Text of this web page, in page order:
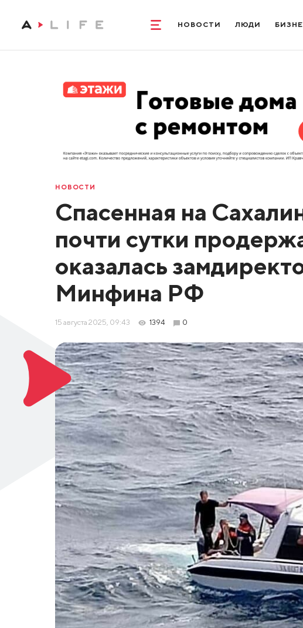
НОВОСТИ ЛЮДИ
НОВОСТИ
Спасенная на
почти сутки
оказалась
Минфина РФ
15 августа 2025, 09:43 1394 0